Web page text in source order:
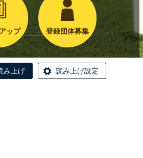
ップ 登録団体募集
み上げ 読み上げ設定